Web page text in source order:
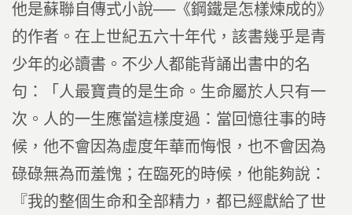
他是蘇聯自傳式小說──《鋼鐵是怎樣煉成的》
的作者。在上世紀五六十年代，該書幾乎是青
少年的必讀書。不少人都能背誦出書中的名
句：「人最寶貴的是生命。生命屬於人只有一
次。人的一生應當這樣度過：當回憶往事的時
候，他不會因為虛度年華而悔恨，也不會因為
碌碌無為而羞愧；在臨死的時候，他能夠說：
『我的整個生命和全部精力，都已經獻給了世